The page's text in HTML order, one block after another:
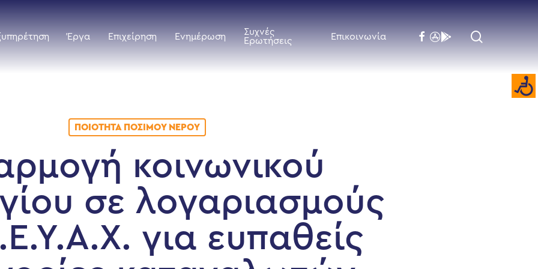
Έργα Επιχείρηση Ενημέρωση
Συχνές
Ερωτήσεις
Επικοινωνία facebook
flickrbehance
ΠΟΙΌΤΗΤΑ ΠΌΣΙΜΟΥ ΝΕΡΟΎ
κοινωνικού
σε λογαριασμούς
για ευπαθείς